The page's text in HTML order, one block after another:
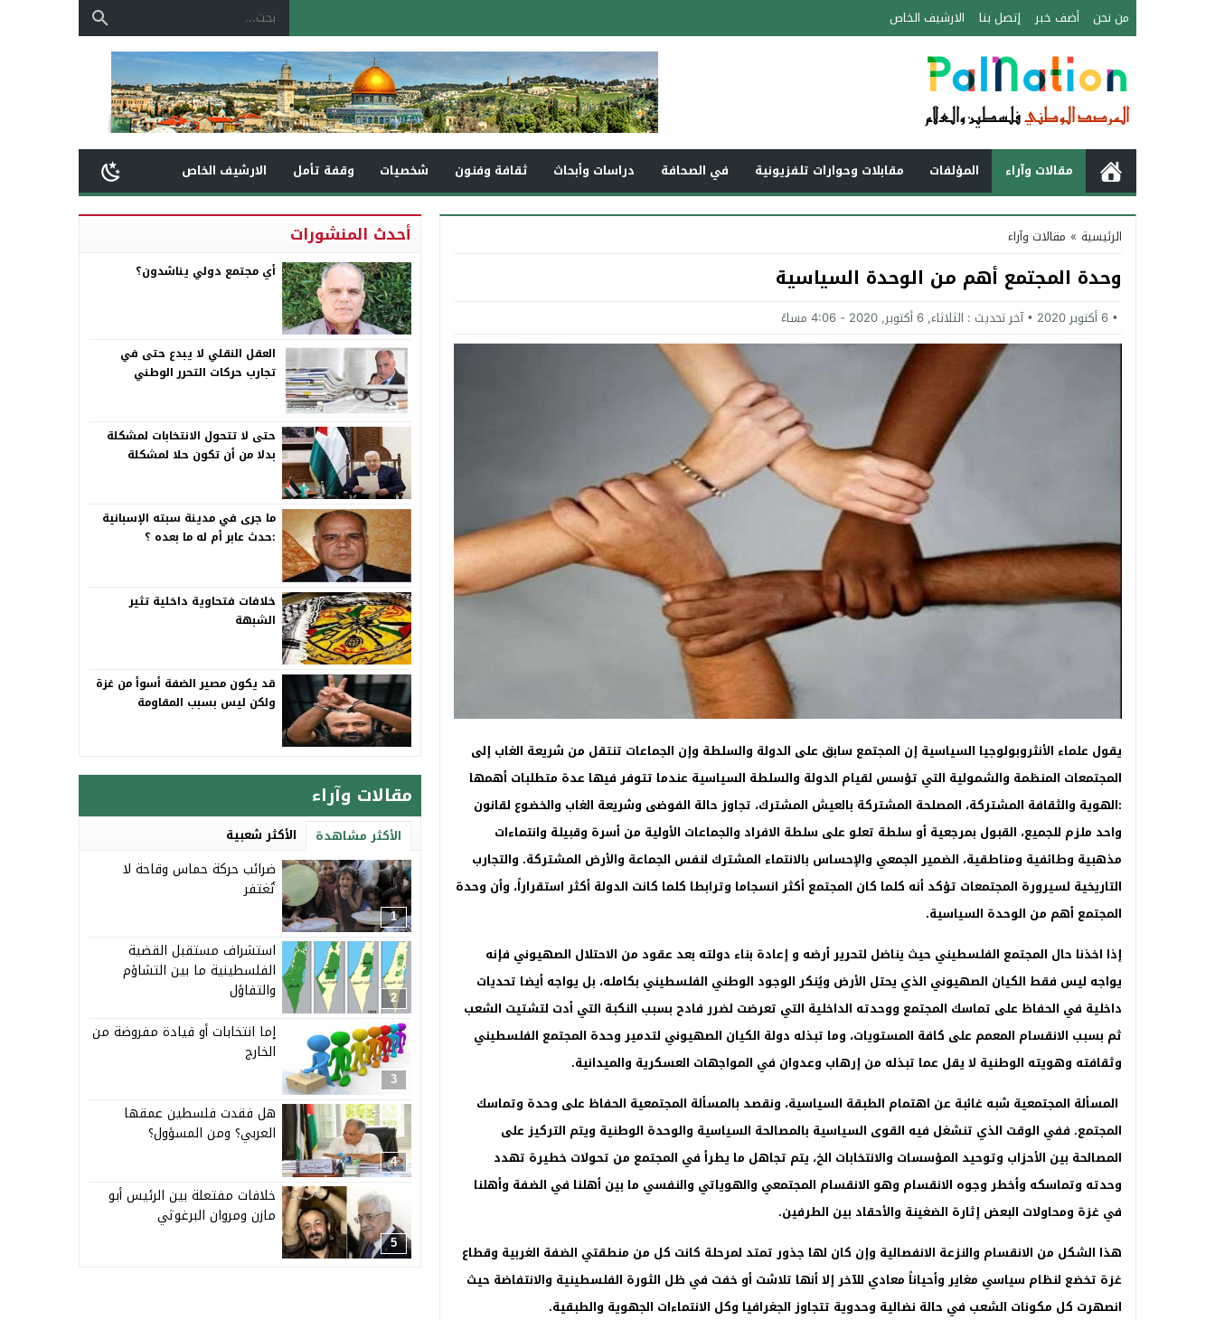
من نحن أضف خبر إتصل بنا الارشيف الخاص
مقالات وآراء المؤلفات مقابلات وحوارات تلفزيونية في الصحافة دراسات وأبحاث ثقافة وفنون شخصيات وقفة تأمل الارشيف الخاص
الرئيسية » مقالات وآراء
وحدة المجتمع أهم من الوحدة السياسية
6 أكتوبر 2020 آخر تحديث : الثلاثاء, 6 أكتوبر, 2020 - 4:06 مساءً
يقول علماء الأنثروبولوجيا السياسية إن المجتمع سابق على الدولة والسلطة وإن الجماعات تنتقل من شريعة الغاب إلى
المجتمعات المنظمة والشمولية التي تؤسس لقيام الدولة والسلطة السياسية عندما تتوفر فيها عدة متطلبات أهمها
:الهوية والثقافة المشتركة، المصلحة المشتركة بالعيش المشترك، تجاوز حالة الفوضى وشريعة الغاب والخضوع لقانون
واحد ملزم للجميع، القبول بمرجعية أو سلطة تعلو على سلطة الافراد والجماعات الأولية من أسرة وقبيلة وانتماءات
مذهبية وطائفية ومناطقية، الضمير الجمعي والإحساس بالانتماء المشترك لنفس الجماعة والأرض المشتركة. والتجارب
التاريخية لسيرورة المجتمعات تؤكد أنه كلما كان المجتمع أكثر انسجاما وترابطا كلما كانت الدولة أكثر استقراراً، وأن وحدة
المجتمع أهم من الوحدة السياسية.
إذا اخذنا حال المجتمع الفلسطيني حيث يناضل لتحرير أرضه و إعادة بناء دولته بعد عقود من الاحتلال الصهيوني فإنه
يواجه ليس فقط الكيان الصهيوني الذي يحتل الأرض ويُنكر الوجود الوطني الفلسطيني بكامله، بل يواجه أيضا تحديات
داخلية في الحفاظ على تماسك المجتمع ووحدته الداخلية التي تعرضت لضرر فادح بسبب النكبة التي أدت لتشتيت الشعب
ثم بسبب الانقسام المعمم على كافة المستويات، وما تبذله دولة الكيان الصهيوني لتدمير وحدة المجتمع الفلسطيني
وثقافته وهويته الوطنية لا يقل عما تبذله من إرهاب وعدوان في المواجهات العسكرية والميدانية.
المسألة المجتمعية شبه غائبة عن اهتمام الطبقة السياسية، ونقصد بالمسألة المجتمعية الحفاظ على وحدة وتماسك
المجتمع. ففي الوقت الذي تنشغل فيه القوى السياسية بالمصالحة السياسية والوحدة الوطنية ويتم التركيز على
المصالحة بين الأحزاب وتوحيد المؤسسات والانتخابات الخ، يتم تجاهل ما يطرأ في المجتمع من تحولات خطيرة تهدد
وحدته وتماسكه وأخطر وجوه الانقسام وهو الانقسام المجتمعي والهوياتي والنفسي ما بين أهلنا في الضفة وأهلنا
في غزة ومحاولات البعض إثارة الضغينة والأحقاد بين الطرفين.
هذا الشكل من الانقسام والنزعة الانفصالية وإن كان لها جذور تمتد لمرحلة كانت كل من منطقتي الضفة الغربية وقطاع
غزة تخضع لنظام سياسي مغاير وأحياناً معادي للآخر إلا أنها تلاشت أو خفت في ظل الثورة الفلسطينية والانتفاضة حيث
انصهرت كل مكونات الشعب في حالة نضالية وحدوية تتجاوز الجغرافيا وكل الانتماءات الجهوية والطبقية.
أحدث المنشورات
أي مجتمع دولي يناشدون؟
العقل النقلي لا يبدع حتى في
تجارب حركات التحرر الوطني
حتى لا تتحول الانتخابات لمشكلة
بدلا من أن تكون حلا لمشكلة
ما جرى في مدينة سبته الإسبانية
:حدث عابر أم له ما بعده ؟
خلافات فتحاوية داخلية تثير
الشبهة
قد يكون مصير الضفة أسوأ من غزة
ولكن ليس بسبب المقاومة
مقالات وآراء
الأكثر مشاهدة الأكثر شعبية
1
ضرائب حركة حماس وقاحة لا
تُغتفر
2
استشراف مستقبل القضية
الفلسطينية ما بين التشاؤم
والتفاؤل
3
إما انتخابات أو قيادة مفروضة من
الخارج
4
هل فقدت فلسطين عمقها
العربي؟ ومن المسؤول؟
5
خلافات مفتعلة بين الرئيس أبو
مازن ومروان البرغوثي